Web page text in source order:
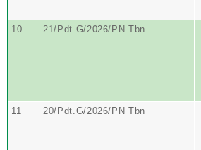
10 21/Pdt.G/2026/PN Tbn
11 20/Pdt.G/2026/PN Tbn